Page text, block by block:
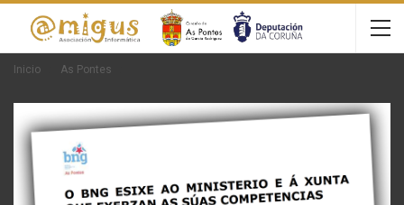
Inicio As Pontes